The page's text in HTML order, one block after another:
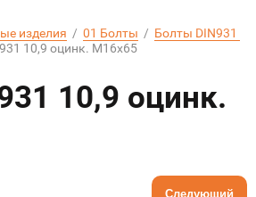
изделия
  /
01 Болты
  /
Болты DIN931
10,9 оцинк. М16х65
10,9 оцинк.
Следующий